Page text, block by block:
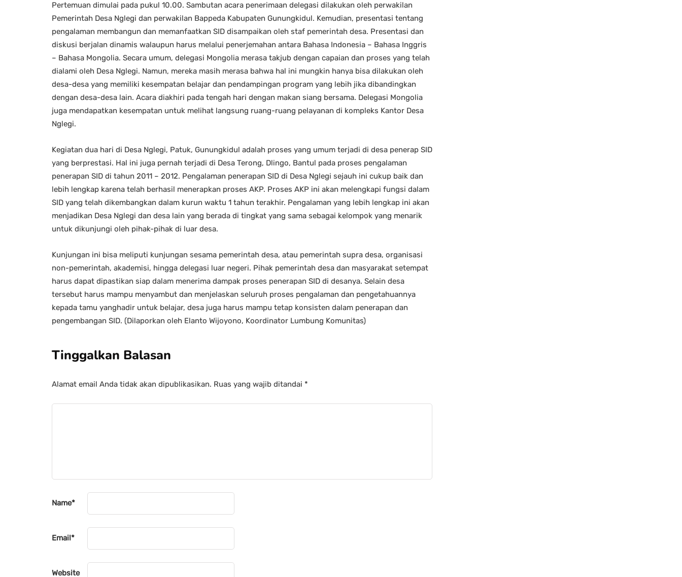
Pertemuan dimulai pada pukul 10.00. Sambutan acara penerimaan delegasi dilakukan oleh perwakilan
Pemerintah Desa Nglegi dan perwakilan Bappeda Kabupaten Gunungkidul. Kemudian, presentasi tentang
pengalaman membangun dan memanfaatkan SID disampaikan oleh staf pemerintah desa. Presentasi dan
diskusi berjalan dinamis walaupun harus melalui penerjemahan antara Bahasa Indonesia – Bahasa Inggris
– Bahasa Mongolia. Secara umum, delegasi Mongolia merasa takjub dengan capaian dan proses yang telah
dialami oleh Desa Nglegi. Namun, mereka masih merasa bahwa hal ini mungkin hanya bisa dilakukan oleh
desa-desa yang memiliki kesempatan belajar dan pendampingan program yang lebih jika dibandingkan
dengan desa-desa lain. Acara diakhiri pada tengah hari dengan makan siang bersama. Delegasi Mongolia
juga mendapatkan kesempatan untuk melihat langsung ruang-ruang pelayanan di kompleks Kantor Desa
Nglegi.
Kegiatan dua hari di Desa Nglegi, Patuk, Gunungkidul adalah proses yang umum terjadi di desa penerap SID
yang berprestasi. Hal ini juga pernah terjadi di Desa Terong, Dlingo, Bantul pada proses pengalaman
penerapan SID di tahun 2011 – 2012. Pengalaman penerapan SID di Desa Nglegi sejauh ini cukup baik dan
lebih lengkap karena telah berhasil menerapkan proses AKP. Proses AKP ini akan melengkapi fungsi dalam
SID yang telah dikembangkan dalam kurun waktu 1 tahun terakhir. Pengalaman yang lebih lengkap ini akan
menjadikan Desa Nglegi dan desa lain yang berada di tingkat yang sama sebagai kelompok yang menarik
untuk dikunjungi oleh pihak-pihak di luar desa.
Kunjungan ini bisa meliputi kunjungan sesama pemerintah desa, atau pemerintah supra desa, organisasi
non-pemerintah, akademisi, hingga delegasi luar negeri. Pihak pemerintah desa dan masyarakat setempat
harus dapat dipastikan siap dalam menerima dampak proses penerapan SID di desanya. Selain desa
tersebut harus mampu menyambut dan menjelaskan seluruh proses pengalaman dan pengetahuannya
kepada tamu yanghadir untuk belajar, desa juga harus mampu tetap konsisten dalam penerapan dan
pengembangan SID. (Dilaporkan oleh Elanto Wijoyono, Koordinator Lumbung Komunitas)
Tinggalkan Balasan
Alamat email Anda tidak akan dipublikasikan. Ruas yang wajib ditandai *
Name*
Email*
Website